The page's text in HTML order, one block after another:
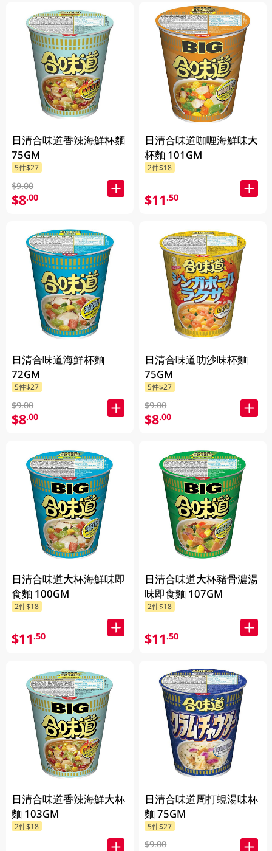
日清合味道香辣海鮮杯麵
75GM
5件$27
$9.00
$8.00
日清合味道海鮮杯麵
72GM
5件$27
$9.00
$8.00
日清合味道大杯海鮮味即
食麵 100GM
2件$18
$11.50
日清合味道香辣海鮮大杯
麵 103GM
2件$18
日清合味道咖喱海鮮味大
杯麵 101GM
2件$18
$11.50
日清合味道叻沙味杯麵
75GM
5件$27
$9.00
$8.00
日清合味道大杯豬骨濃湯
味即食麵 107GM
2件$18
$11.50
日清合味道周打蜆湯味杯
麵 75GM
5件$27
$9.00